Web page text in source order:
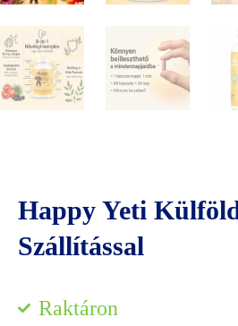
Happy Yeti
Szállítással
Raktáron